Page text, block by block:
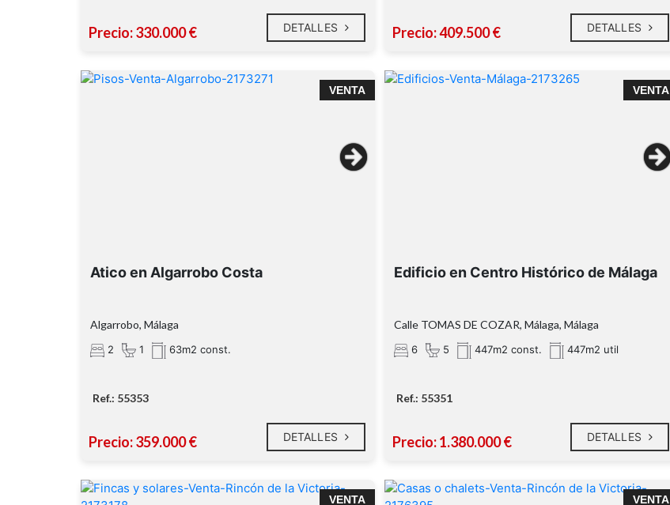
Pista de pádel.
Ambiente tranquilo y familiar.
Precio: 330.000 € DETALLES
(alberca de 39m
Tu refugio en Benajarafe te está esperando.
Precio: 409.500 € DETALLES
VENTA
Ático en venta en Algarrobo Costa – Sol, mar
Atico en Algarrobo Costa
Algarrobo, Málaga
2 1 63m2 const.
Ref.: 55353
Precio: 359.000 € DETALLES
VENTA
Edificio en Centro Histórico de Málaga
Calle TOMAS DE COZAR, Málaga, Málaga
6 5 447m2 const. 447m2 util
Ref.: 55351
Precio: 1.380.000 € DETALLES
VENTA
¡PARCELA URBANA CON POSIBILIDAD DE
VENTA